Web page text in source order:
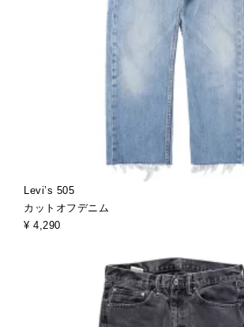
Levi’s 505
カットオフデニム
¥ 4,290